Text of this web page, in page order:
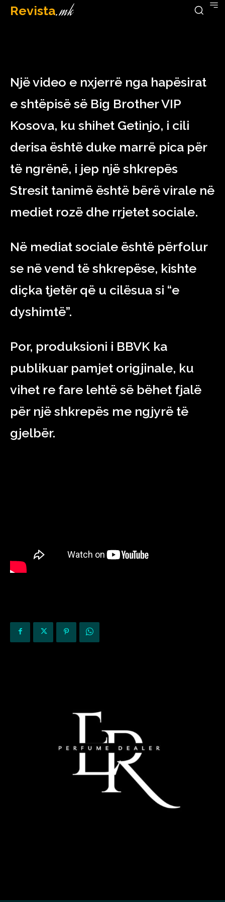
Revista.mk
December 23, 2022
Një video e nxjerrë nga hapësirat
e shtëpisë së Big Brother VIP
Kosova, ku shihet Getinjo, i cili
derisa është duke marrë pica për
të ngrënë, i jep një shkrepës
Stresit tanimë është bërë virale në
mediet rozë dhe rrjetet sociale.
Në mediat sociale është përfolur
se në vend të shkrepëse, kishte
diçka tjetër që u cilësua si “e
dyshimtë”.
Por, produksioni i BBVK ka
publikuar pamjet origjinale, ku
vihet re fare lehtë së bëhet fjalë
për një shkrepës me ngjyrë të
gjelbër.